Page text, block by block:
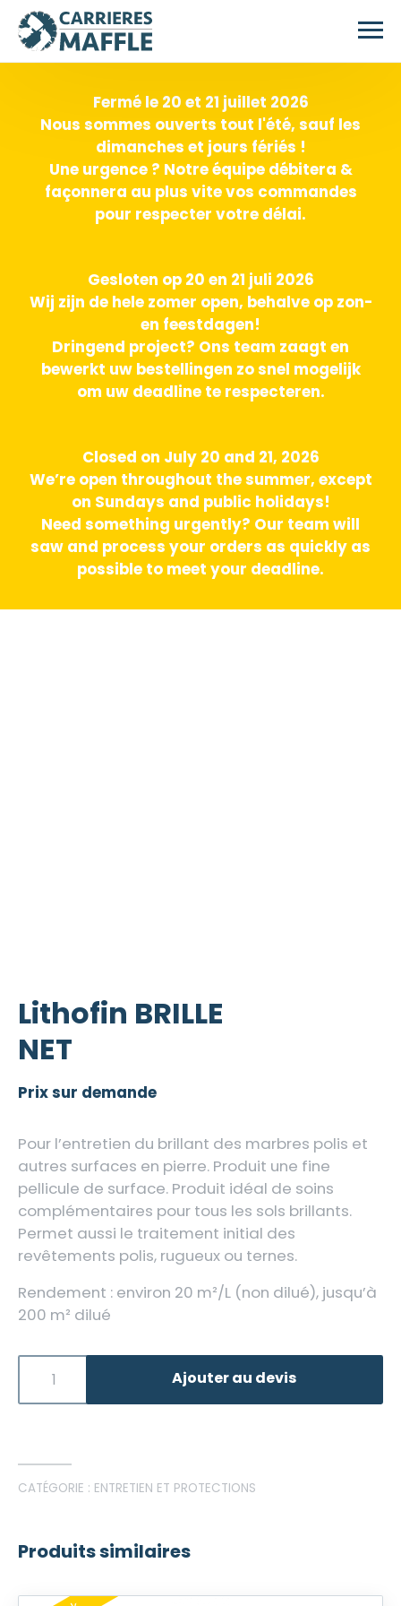
Passer au contenu principal
Fermé le 20 et 21 juillet 2026
Nous sommes ouverts tout l'été, sauf les
dimanches et jours fériés !
Une urgence ? Notre équipe débitera &
façonnera au plus vite vos commandes
pour respecter votre délai.
Gesloten op 20 en 21 juli 2026
Wij zijn de hele zomer open, behalve op zon-
en feestdagen!
Dringend project? Ons team zaagt en
bewerkt uw bestellingen zo snel mogelijk
om uw deadline te respecteren.
Closed on July 20 and 21, 2026
We’re open throughout the summer, except
on Sundays and public holidays!
Need something urgently? Our team will
saw and process your orders as quickly as
possible to meet your deadline.
Lithofin BRILLE
NET
Prix sur demande
Pour l’entretien du brillant des marbres polis et
autres surfaces en pierre. Produit une fine
pellicule de surface. Produit idéal de soins
complémentaires pour tous les sols brillants.
Permet aussi le traitement initial des
revêtements polis, rugueux ou ternes.
Rendement : environ 20 m²/L (non dilué), jusqu’à
200 m² dilué
Ajouter au devis
CATÉGORIE : ENTRETIEN ET PROTECTIONS
Produits similaires